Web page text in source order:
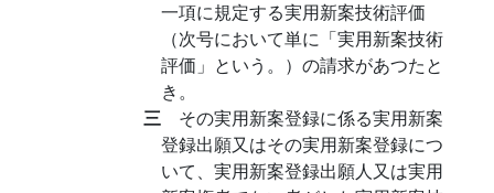
一項に規定する実用新案技術評価
（次号において単に「実用新案技術
評価」という。）の請求があつたと
き。
三 その実用新案登録に係る実用新案
登録出願又はその実用新案登録につ
いて、実用新案登録出願人又は実用